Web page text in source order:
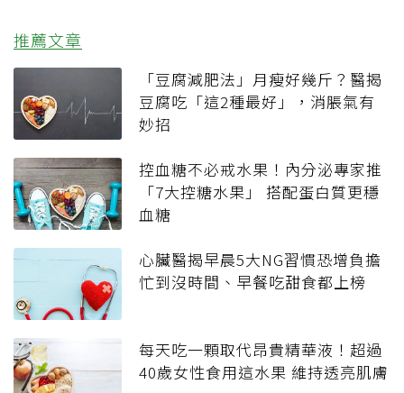
推薦文章
「豆腐減肥法」月瘦好幾斤？醫揭
豆腐吃「這2種最好」，消脹氣有
妙招
控血糖不必戒水果！內分泌專家推
「7大控糖水果」 搭配蛋白質更穩
血糖
心臟醫揭早晨5大NG習慣恐增負擔
忙到沒時間、早餐吃甜食都上榜
每天吃一顆取代昂貴精華液！超過
40歲女性食用這水果 維持透亮肌膚